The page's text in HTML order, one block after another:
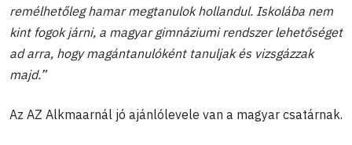
remélhetőleg hamar megtanulok hollandul. Iskolába nem
kint fogok járni, a magyar gimnáziumi rendszer lehetőséget
ad arra, hogy magántanulóként tanuljak és vizsgázzak
majd.”
Az AZ Alkmaarnál jó ajánlólevele van a magyar csatárnak.